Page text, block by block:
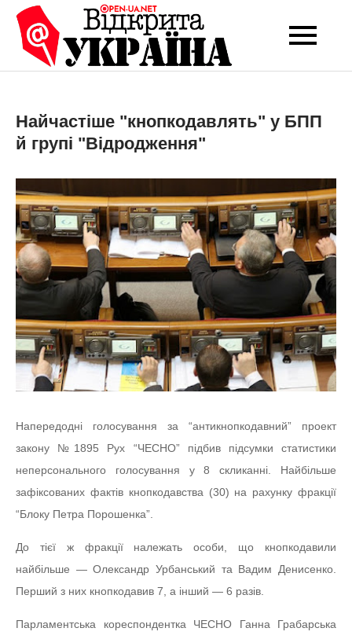
Перейти
вмісту
Open-UA
NET
Це ваше надійне
експертних думок
Найчастіше "кнопкодавлять" у БПП
й групі "Відродження"
Напередодні голосування за “антикнопкодавний” проект
закону №1895 Рух “ЧЕСНО” підбив підсумки статистики
неперсонального голосування у 8 скликанні. Найбільше
зафіксованих фактів кнопкодавства (30) на рахунку фракції
“Блоку Петра Порошенка”.
До тієї ж фракції належать особи, що кнопкодавили
найбільше — Олександр Урбанський та Вадим Денисенко.
Перший з них кнопкодавив 7, а інший — 6 разів.
Парламентська кореспондентка ЧЕСНО Ганна Грабарська